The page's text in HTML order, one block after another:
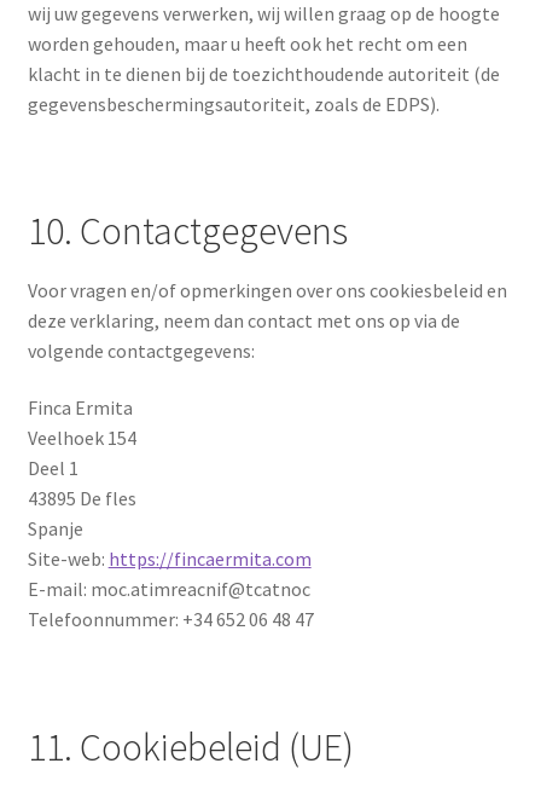
wij uw gegevens verwerken, wij willen graag op de hoogte
worden gehouden, maar u heeft ook het recht om een ​​
klacht in te dienen bij de toezichthoudende autoriteit (de
gegevensbeschermingsautoriteit, zoals de EDPS).
10. Contactgegevens
Voor vragen en/of opmerkingen over ons cookiesbeleid en
deze verklaring, neem dan contact met ons op via de
volgende contactgegevens:
Finca Ermita
Veelhoek 154
Deel 1
43895 De fles
Spanje
Site-web: https://fincaermita.com
E-mail: moc.atimreacnif@tcatnoc
Telefoonnummer: +34 652 06 48 47
11. Cookiebeleid (UE)